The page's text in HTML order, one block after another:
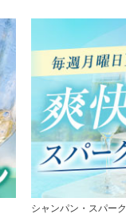
シャンパン・スパー